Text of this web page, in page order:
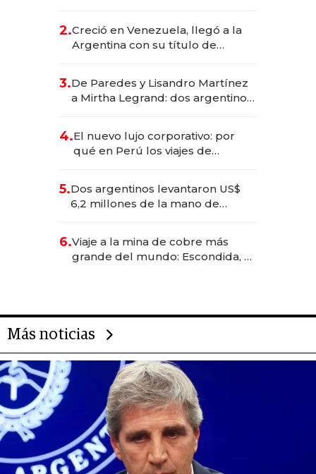
2.Creció en Venezuela, llegó a la
Argentina con su título de
las marcas "fast premium"
3.De Paredes y Lisandro Martínez
a Mirtha Legrand: dos argentinos
4.El nuevo lujo corporativo: por
qué en Perú los viajes de
para convertirse en experiencias
transformadoras
5.Dos argentinos levantaron US$
6,2 millones de la mano de
6.Viaje a la mina de cobre más
grande del mundo: Escondida, el
Más noticias